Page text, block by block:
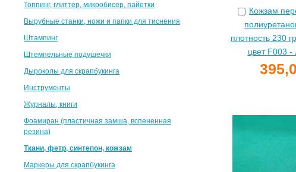
Топпинг, глиттер, микробисер, пайетки
Вырубные станки, ножи и папки для тиснения
Штампинг
Штемпельные подушечки
Дыроколы для скрапбукинга
Инструменты
Журналы, книги
Фоамиран (пластичная замша, вспененная
резина)
Ткани, фетр, синтепон, кожзам
Маркеры для скрапбукинга
Кожзам
плотность 230
цвет F003 -